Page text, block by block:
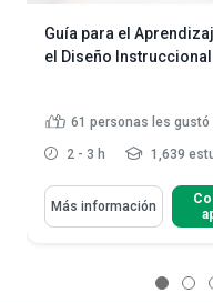
Guía para el
el Diseño Instruccional
61 personas les gustó
2 - 3 h 1,639
Más información